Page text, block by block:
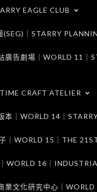
EAGLE CLUB
｜STARRY
廣告劇場｜WORLD 11｜
CRAFT ATELIER
本｜WORLD 14｜
｜WORLD 15｜THE
WORLD 16｜
業文化研究中心｜